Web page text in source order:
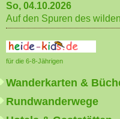
So, 04.10.2026
Auf den Spuren des
für die 6-8-Jährigen
Wanderkarten &
Rundwanderwege